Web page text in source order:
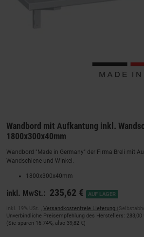
Wandbord mit Aufkantung inkl.
1800x300x40mm
Wandbord "Made in Germany" der Firma Breli mit
Wandschiene und Winkel.
1800x300x40mm
inkl. MwSt.: 235,62 € AUF LAGER
inkl. 19% USt. , Versandkostenfreie Lieferung
Unverbindliche Preisempfehlung des Herstellers: 283,00
(Sie sparen 16.74%, also 39,82 €)